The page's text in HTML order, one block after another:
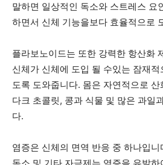
말하면 일상적인 독소와 스트레스 요
하면서 신체 기능을보다 효율적으로
플라보노이드는 또한 강력한 항산화
신체가 신체에 도입 될 수있는 잠재
도록 도와줍니다. 몸은 자연적으로
다크 초콜릿, 콩과 식물 및 많은 과일
다.
염증은 신체의 면역 반응 중 하나입